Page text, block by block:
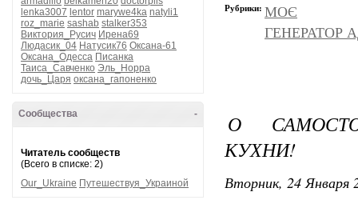
lenka3007 lentor marywe4ka natyli1
roz_marie sashab stalker353
Виктория_Русич Ирена69
Людасик_04 Натусик76 Оксана-61
Оксана_Одесса Писанка
Таиса_Савченко Эль_Норра
дочь_Царя оксана_гапоненко
-
Сообщества
Читатель сообществ
(Всего в списке: 2)
Our_Ukraine Путешествуя_Украиной
Рубрики: МОЄ
ГЕНЕРАТОР
О
КУХНИ!
Вторник, 24 Января